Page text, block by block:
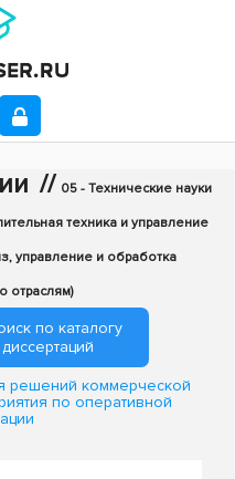
// 05 - Технические науки
техника и управление
управление и обработка
отраслям)
по каталогу
решений коммерческой
по оперативной